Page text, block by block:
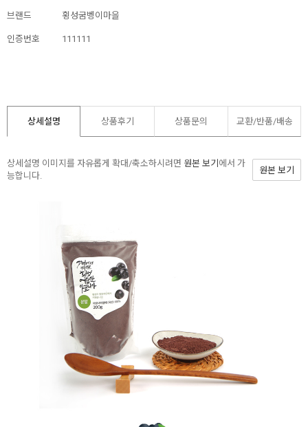
브랜드 횡성굼벵이마을
인증번호 111111
상세설명 상품후기 상품문의 교환/반품/배송
상세설명 이미지를 자유롭게 확대/축소하시려면 원본 보기 에서 가
능합니다.
원본 보기